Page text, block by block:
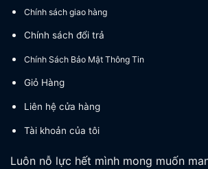
Chính sách giao hàng
Chính sách đổi trả
Chính Sách Bảo Mật Thông Tin
Giỏ Hàng
Liên hệ cửa hàng
Tài khoản của tôi
Luôn nỗ lực hết mình mong muốn